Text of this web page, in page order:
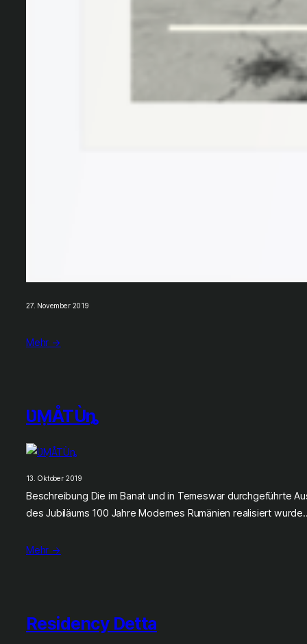
27. November 2019
Mehr →
ƲṂÅTÙȵ
13. Oktober 2019
Beschreibung Die im Banat und in Temeswar durchgeführte
des Jubiläums 100 Jahre Modernes Rumänien realisiert
Mehr →
Residency Detta